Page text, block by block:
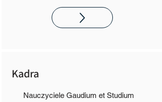
Kadra
Nauczyciele Gaudium et Studium